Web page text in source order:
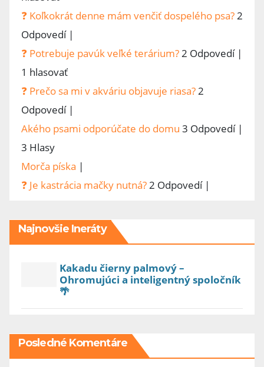
❓ Koľkokrát denne mám venčiť dospelého psa? 2
Odpovedí |
❓ Potrebuje pavúk veľké terárium? 2 Odpovedí |
1 hlasovať
❓ Prečo sa mi v akváriu objavuje riasa? 2
Odpovedí |
Akého psami odporúčate do domu 3 Odpovedí |
3 Hlasy
Morča píska |
❓ Je kastrácia mačky nutná? 2 Odpovedí |
Najnovšie Ineráty
Kakadu čierny palmový –
Ohromujúci a inteligentný spoločník
🌴
Posledné Komentáre